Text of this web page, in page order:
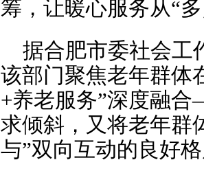
筹，让暖心服务从“
据合肥市委社会工
该部门聚焦老年群体
+养老服务”深度融
求倾斜，又将老年群
与”双向互动的良好